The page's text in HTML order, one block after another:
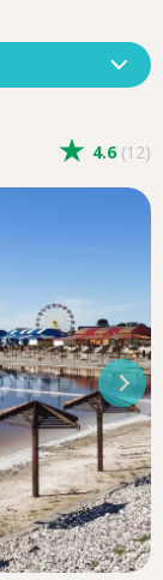
4.6 (12)